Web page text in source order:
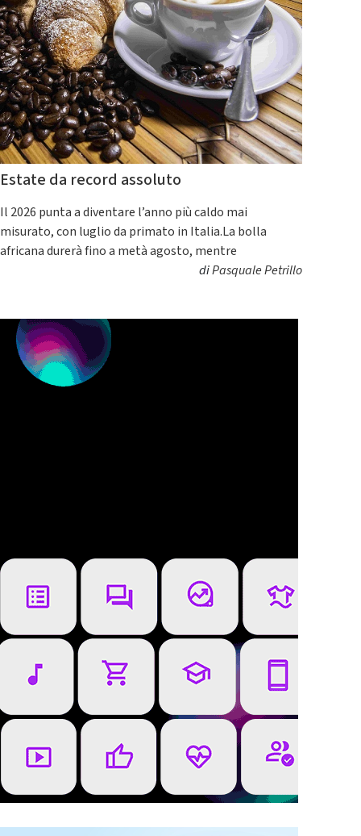
Estate da record assoluto
Il 2026 punta a diventare l’anno più caldo mai
misurato, con luglio da primato in Italia.La bolla
africana durerà fino a metà agosto, mentre
diPasquale Petrillo